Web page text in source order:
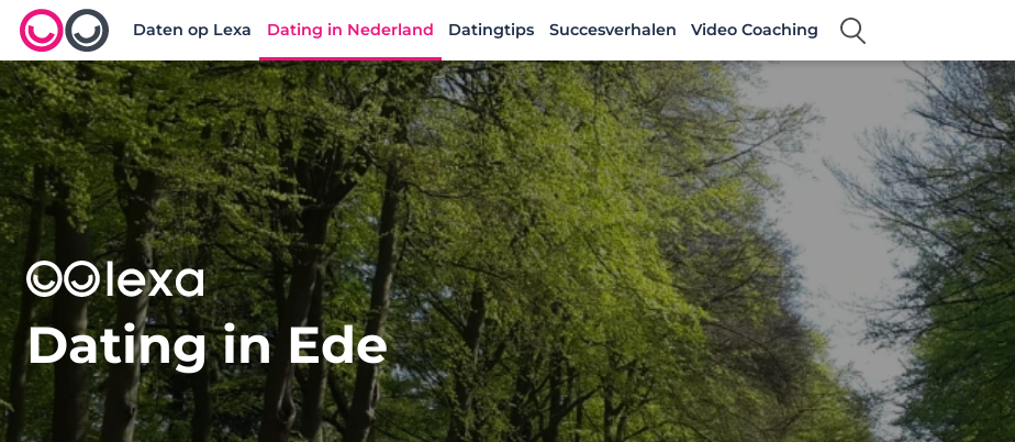
Lexa logo
Daten op Lexa Dating in Nederland Datingtips Succesverhalen Video Coaching
Dating in Ede